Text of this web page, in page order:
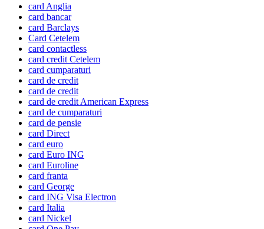
card Anglia
card bancar
card Barclays
Card Cetelem
card contactless
card credit Cetelem
card cumparaturi
card de credit
card de credit
card de credit American Express
card de cumparaturi
card de pensie
card Direct
card euro
card Euro ING
card Euroline
card franta
card George
card ING Visa Electron
card Italia
card Nickel